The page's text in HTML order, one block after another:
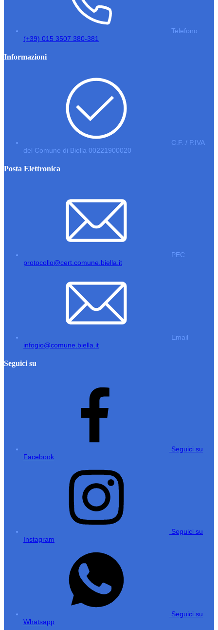
Telefono
(+39) 015 3507 380-381
Informazioni
C.F. / P.IVA
del Comune di Biella 00221900020
Posta Elettronica
PEC
protocollo@cert.comune.biella.it
Email
infogio@comune.biella.it
Seguici su
Seguici su
Facebook
Seguici su
Instagram
Seguici su
Whatsapp